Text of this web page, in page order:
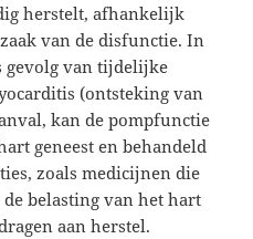
herstelt, afhankelijk
van de disfunctie. In
gevolg van tijdelijke
(ontsteking van
kan de pompfunctie
geneest en behandeld
zoals medicijnen die
belasting van het hart
aan herstel.